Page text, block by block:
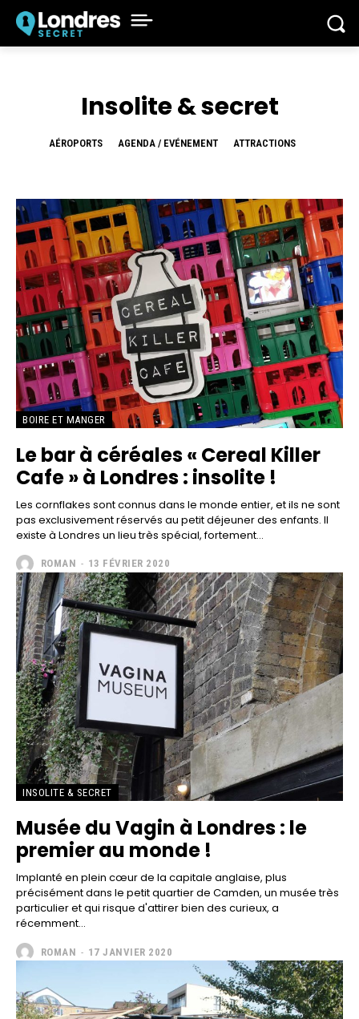
Insolite & secret
AÉROPORTS AGENDA / EVÉNEMENT ATTRACTIONS
BOIRE ET MANGER
Le bar à céréales « Cereal Killer
Cafe » à Londres : insolite !
Les cornflakes sont connus dans le monde entier, et ils ne sont
pas exclusivement réservés au petit déjeuner des enfants. Il
existe à Londres un lieu très spécial, fortement...
ROMAN - 13 FÉVRIER 2020
INSOLITE & SECRET
Musée du Vagin à Londres : le
premier au monde !
Implanté en plein cœur de la capitale anglaise, plus
précisément dans le petit quartier de Camden, un musée très
particulier et qui risque d'attirer bien des curieux, a
récemment...
ROMAN - 17 JANVIER 2020